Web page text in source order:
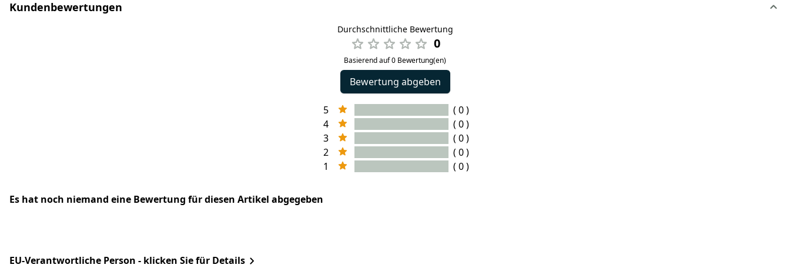
Kundenbewertungen
Durchschnittliche Bewertung
0
Basierend auf 0 Bewertung(en)
Bewertung abgeben
5
( 0 )
4
( 0 )
3
( 0 )
2
( 0 )
1
( 0 )
Es hat noch niemand eine Bewertung für diesen Artikel abgegeben
EU-Verantwortliche Person - klicken Sie für Details